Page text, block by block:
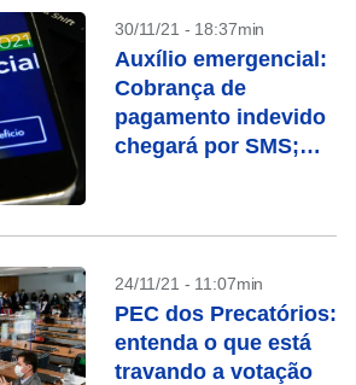
30/11/21 - 18:37min
Auxílio emergencial:
Cobrança de
pagamento indevido
chegará por SMS;
24/11/21 - 11:07min
PEC dos Precatórios:
entenda o que está
travando a votação